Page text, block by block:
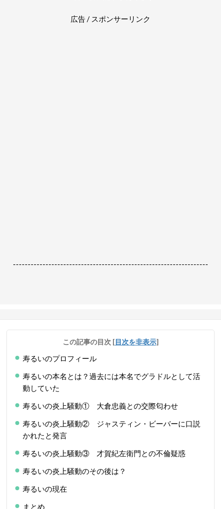
広告 / スポンサーリンク
------------------------------------------------------------------
この記事の目次 [目次を非表示]
寿るいのプロフィール
寿るいの本名とは？過去には本名でグラドルとして活
動していた
寿るいの炎上騒動① 大倉忠義との交際匂わせ
寿るいの炎上騒動② ジャスティン・ビーバーに口説
かれたと発言
寿るいの炎上騒動③ 才賀紀左衛門との不倫疑惑
寿るいの炎上騒動のその後は？
寿るいの現在
まとめ